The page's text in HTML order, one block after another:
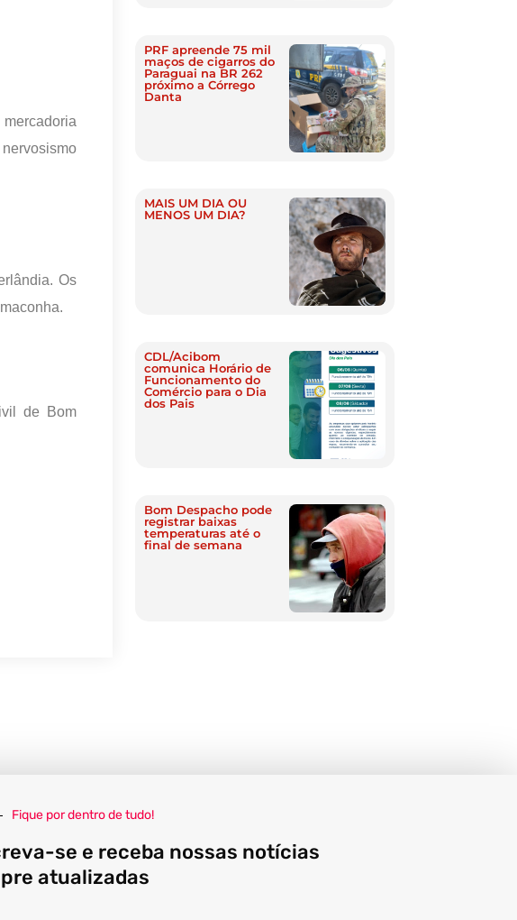
Os
de Bom
PRF apreende 75 mil
maços de cigarros do
Paraguai na BR 262
próximo a Córrego
Danta
MAIS UM DIA OU
MENOS UM DIA?
CDL/Acibom
comunica Horário de
Funcionamento do
Comércio para o Dia
dos Pais
Bom Despacho pode
registrar baixas
temperaturas até o
final de semana
Fique por dentro de tudo!
se e receba nossas notícias
atualizadas